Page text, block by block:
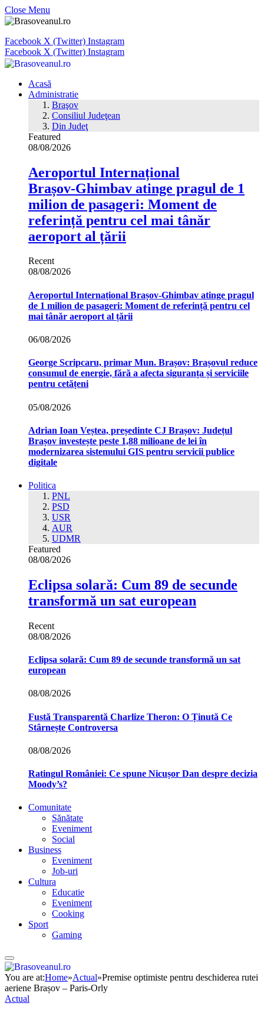
Close Menu
Facebook X (Twitter) Instagram
Facebook X (Twitter) Instagram
Acasă
Administratie
Braşov
Consiliul Judeţean
Din Judeţ
Featured
08/08/2026
Aeroportul Internațional
Brașov‑Ghimbav atinge pragul de 1
milion de pasageri: Moment de
referință pentru cel mai tânăr
aeroport al țării
Recent
08/08/2026
Aeroportul Internațional Brașov‑Ghimbav atinge pragul
de 1 milion de pasageri: Moment de referință pentru cel
mai tânăr aeroport al țării
06/08/2026
George Scripcaru, primar Mun. Brașov: Brașovul reduce
consumul de energie, fără a afecta siguranța și serviciile
pentru cetățeni
05/08/2026
Adrian Ioan Veștea, președinte CJ Brașov: Județul
Brașov investește peste 1,88 milioane de lei în
modernizarea sistemului GIS pentru servicii publice
digitale
Politica
PNL
PSD
USR
AUR
UDMR
Featured
08/08/2026
Eclipsa solară: Cum 89 de secunde
transformă un sat european
Recent
08/08/2026
Eclipsa solară: Cum 89 de secunde transformă un sat
european
08/08/2026
Fustă Transparentă Charlize Theron: O Ținută Ce
Stârnește Controversa
08/08/2026
Ratingul României: Ce spune Nicușor Dan despre decizia
Moody’s?
Comunitate
Sănătate
Eveniment
Social
Business
Eveniment
Job-uri
Cultura
Educatie
Eveniment
Cooking
Sport
Gaming
You are at:Home»Actual»Premise optimiste pentru deschiderea rutei
aeriene Brașov – Paris-Orly
Actual